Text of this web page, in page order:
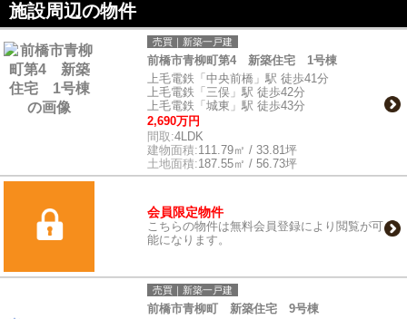
施設周辺の物件
売買｜新築一戸建
前橋市青柳町第4 新築住宅 1号棟
上毛電鉄「中央前橋」駅 徒歩41分
上毛電鉄「三俣」駅 徒歩42分
上毛電鉄「城東」駅 徒歩43分
2,690万円
間取:4LDK
建物面積:111.79㎡ / 33.81坪
土地面積:187.55㎡ / 56.73坪
会員限定物件
こちらの物件は無料会員登録により閲覧が可
能になります。
売買｜新築一戸建
前橋市青柳町 新築住宅 9号棟